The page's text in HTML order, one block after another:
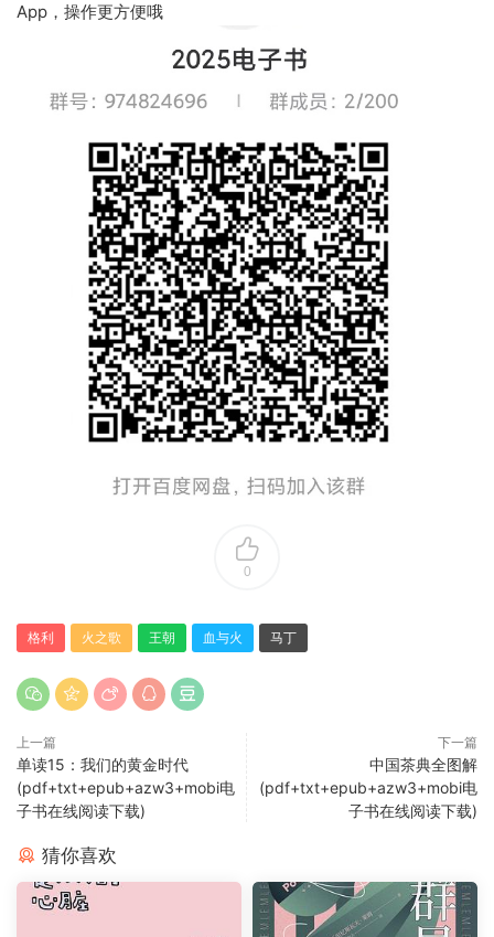
App，操作更方便哦
0
格利 火之歌 王朝 血与火 马丁
上一篇
单读15：我们的黄金时代
(pdf+txt+epub+azw3+mobi电
子书在线阅读下载)
下一篇
中国茶典全图解
(pdf+txt+epub+azw3+mobi电
子书在线阅读下载)
猜你喜欢